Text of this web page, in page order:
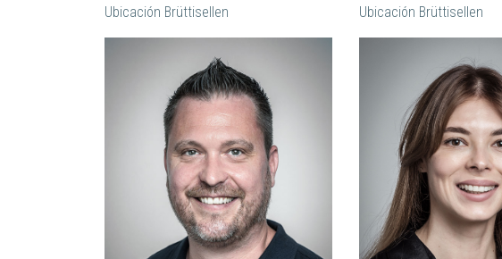
Ubicación Brüttisellen
Ubicación Brüttisellen